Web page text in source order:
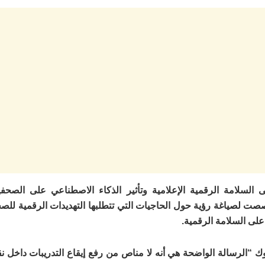
الرقمية الإعلامية وتأثير الذكاء الاصطناعي على
لصياغة رؤية حول الحاجيات التي تتطلبها التهديدات الرقمية
السلامة الرقمية.
الواضحة هي أنه لا مناص من رفع إيقاع التدريبات داخل